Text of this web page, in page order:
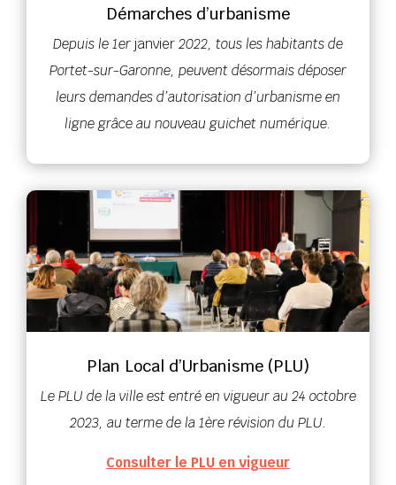
Démarches d’urbanisme
Depuis le 1er janvier 2022, tous les habitants de
Portet-sur-Garonne, peuvent désormais déposer
leurs demandes d’autorisation d’urbanisme en
ligne grâce au nouveau guichet numérique.
Plan Local d’Urbanisme (PLU)
Le PLU de la ville est entré en vigueur au 24 octobre
2023, au terme de la 1ère révision du PLU.
Consulter le PLU en vigueur